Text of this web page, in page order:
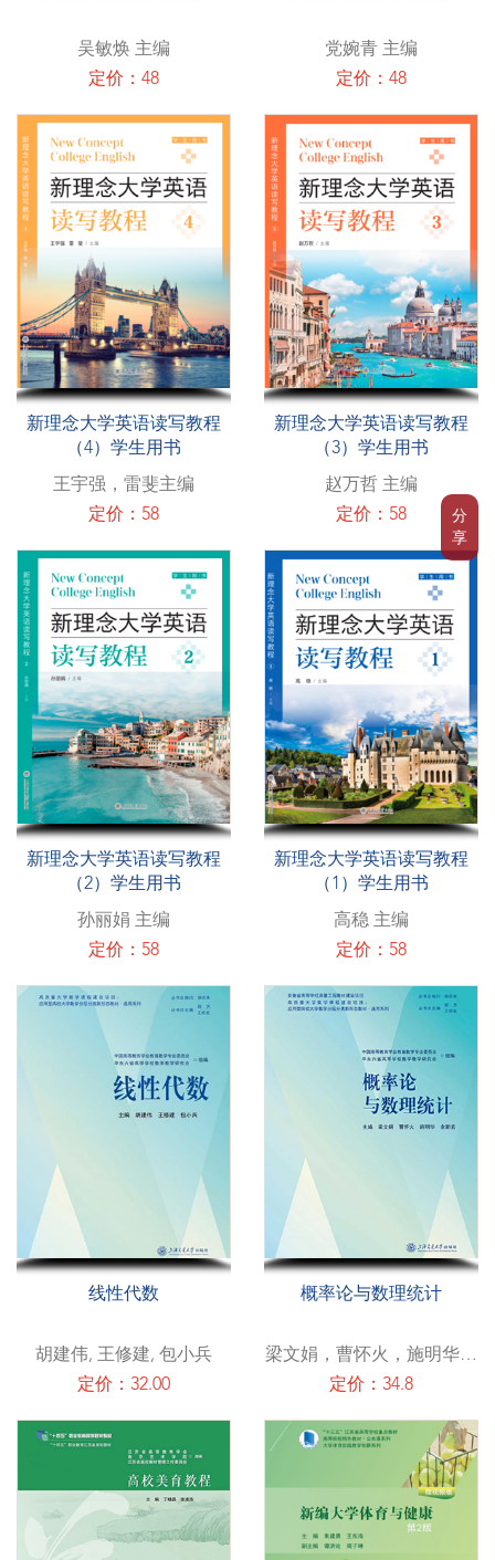
分
享
吴敏焕 主编
定价：48
党婉青 主编
定价：48
新理念大学英语读写教程
（4）学生用书
王宇强，雷斐主编
定价：58
新理念大学英语读写教程
（3）学生用书
赵万哲 主编
定价：58
新理念大学英语读写教程
（2）学生用书
孙丽娟 主编
定价：58
新理念大学英语读写教程
（1）学生用书
高稳 主编
定价：58
线性代数
胡建伟, 王修建, 包小兵
定价：32.00
概率论与数理统计
梁文娟，曹怀火，施明华，
余新宏
定价：34.8